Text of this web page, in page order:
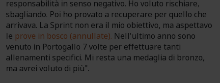
responsabilità in senso negativo. Ho voluto rischiare,
sbagliando. Poi ho provato a recuperare per quello che
arrivava. La Sprint non era il mio obiettivo, ma aspettavo
le prove in bosco (annullate). Nell'ultimo anno sono
venuto in Portogallo 7 volte per effettuare tanti
allenamenti specifici. Mi resta una medaglia di bronzo,
ma avrei voluto di più".